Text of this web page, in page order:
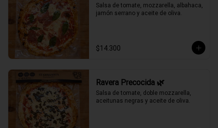
Salsa de tomate, mozzarella, albahaca,
jamón serrano y aceite de oliva.
$14.300
Ravera Precocida 🌿
Salsa de tomate, doble mozzarella,
aceitunas negras y aceite de oliva.